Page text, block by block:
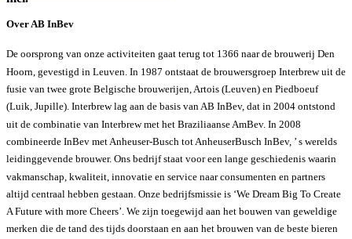
Over AB InBev ​
De oorsprong van onze activiteiten gaat terug tot 1366 naar de brouwerij Den
Hoorn, gevestigd in Leuven. In 1987 ontstaat de brouwersgroep Interbrew uit de
fusie van twee grote Belgische brouwerijen, Artois (Leuven) en Piedboeuf
(Luik, Jupille). Interbrew lag aan de basis van AB InBev, dat in 2004 ontstond
uit de combinatie van Interbrew met het Braziliaanse AmBev. In 2008
combineerde InBev met Anheuser-Busch tot AnheuserBusch InBev, ’ s werelds
leidinggevende brouwer. Ons bedrijf staat voor een lange geschiedenis waarin
vakmanschap, kwaliteit, innovatie en service naar consumenten en partners
altijd centraal hebben gestaan. Onze bedrijfsmissie is ‘We Dream Big To Create
A Future with more Cheers’. We zijn toegewijd aan het bouwen van geweldige
merken die de tand des tijds doorstaan en aan het brouwen van de beste bieren